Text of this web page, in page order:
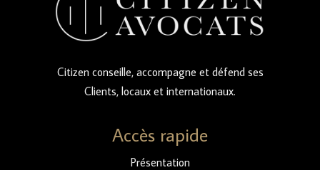
Citizen conseille, accompagne et défend ses
Clients, locaux et internationaux.
Accès rapide
Présentation